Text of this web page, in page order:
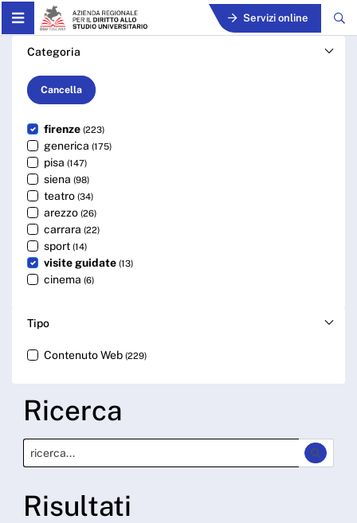
Skip to Main Content Servizi online
Cerca - ARDSU
Categoria
Cancella
firenze (223)
generica (175)
pisa (147)
siena (98)
teatro (34)
arezzo (26)
carrara (22)
sport (14)
visite guidate (13)
cinema (6)
Tipo
Contenuto Web (229)
Ricerca
Risultati